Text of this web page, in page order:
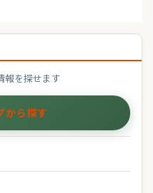
報を探せます
から探す